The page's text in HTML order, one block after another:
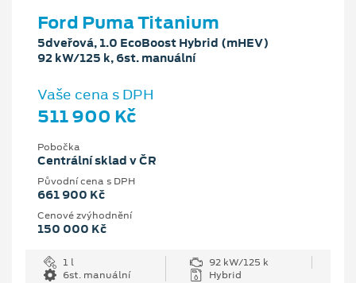
Ford Puma Titanium
5dveřová, 1.0 EcoBoost Hybrid (mHEV)
92 kW/125 k, 6st. manuální
Vaše cena s DPH
511 900 Kč
Pobočka
Centrální sklad v ČR
Původní cena s DPH
661 900 Kč
Cenové zvýhodnění
150 000 Kč
1 l
92 kW/125 k
6st. manuální
Hybrid